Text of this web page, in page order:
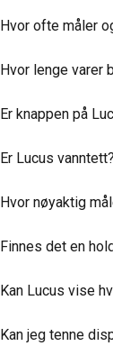
Hvor ofte måler
Hvor lenge varer
Er knappen på
Er Lucus vanntett?
Hvor nøyaktig
Finnes det en
Kan Lucus vise
Kan jeg tenne